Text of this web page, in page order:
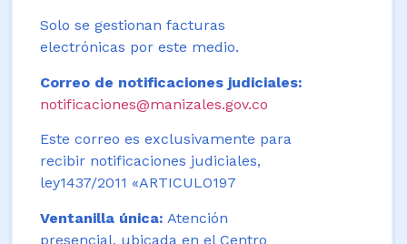
Solo se gestionan facturas
electrónicas por este medio.
Correo de notificaciones judiciales:
notificaciones@manizales.gov.co
Este correo es exclusivamente para
recibir notificaciones judiciales,
ley1437/2011 «ARTICULO197
Ventanilla única: Atención
presencial, ubicada en el Centro